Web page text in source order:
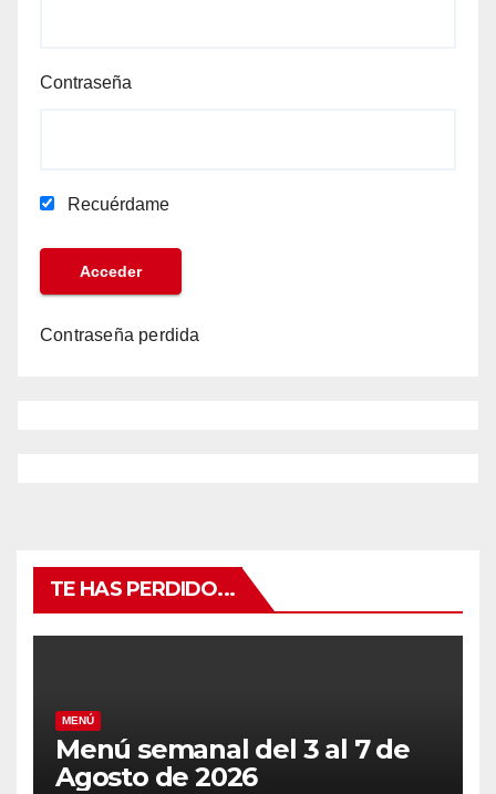
Contraseña
Recuérdame
Contraseña perdida
TE HAS PERDIDO...
MENÚ
Menú semanal del 3 al 7 de
Agosto de 2026